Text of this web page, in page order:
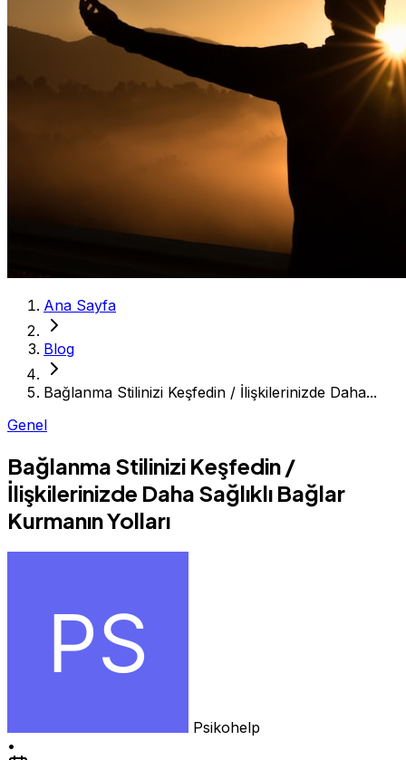
Ana Sayfa
Blog
Bağlanma Stilinizi Keşfedin / İlişkilerinizde Daha...
Genel
Bağlanma Stilinizi Keşfedin /
İlişkilerinizde Daha Sağlıklı Bağlar
Kurmanın Yolları
Psikohelp
•